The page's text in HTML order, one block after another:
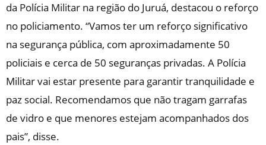
da Polícia Militar na região do Juruá, destacou o reforço
no policiamento. “Vamos ter um reforço significativo
na segurança pública, com aproximadamente 50
policiais e cerca de 50 seguranças privadas. A Polícia
Militar vai estar presente para garantir tranquilidade e
paz social. Recomendamos que não tragam garrafas
de vidro e que menores estejam acompanhados dos
pais”, disse.